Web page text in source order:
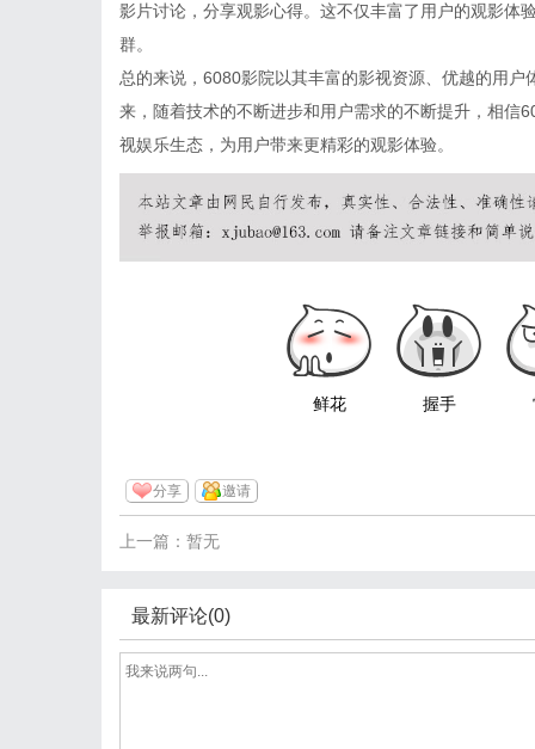
影片讨论，分享观影心得。这不仅丰富了用户的观影体
群。
总的来说，6080影院以其丰富的影视资源、优越的用
来，随着技术的不断进步和用户需求的不断提升，相信
视娱乐生态，为用户带来更精彩的观影体验。
鲜花 握手
分享 邀请
上一篇：暂无
最新评论(0)